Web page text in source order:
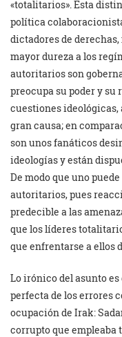
«totalitarios». Esta
política
dictadores de
mayor dureza a los
autoritarios son
preocupa su poder y su
cuestiones ideológicas,
gran causa; en
son unos fanáticos
ideologías y están
De modo que uno
autoritarios, pues
predecible a las
que los líderes
que enfrentarse a ellos
Lo irónico del asunto
perfecta de los errores
ocupación de Irak:
corrupto que empleaba